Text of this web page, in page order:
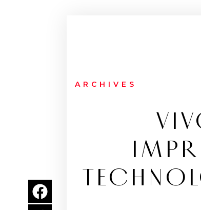
ARCHIVES